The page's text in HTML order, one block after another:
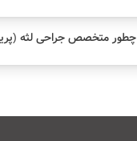
چطور متخصص جراحی لثه